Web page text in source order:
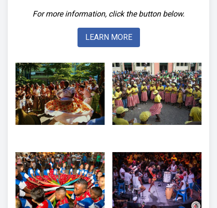
For more information, click the button below.
LEARN MORE